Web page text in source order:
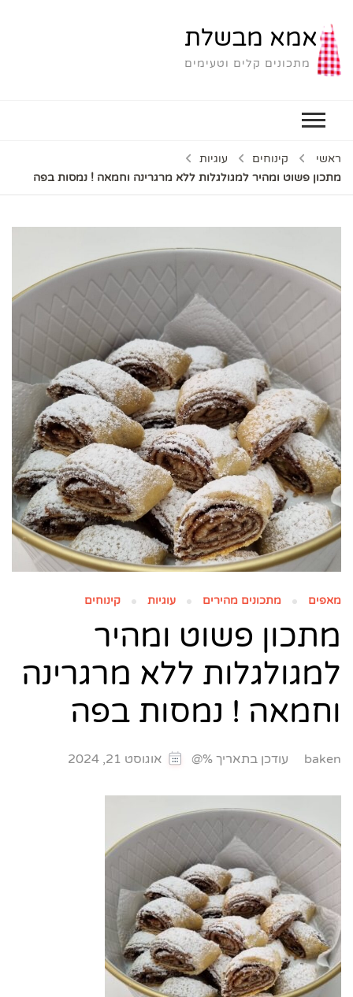
אמא מבשלת
מתכונים קלים וטעימים
ראשי קינוחים
עוגיות
מתכון פשוט ומהיר למגולגלות ללא מרגרינה וחמאה ! נמסות בפה
מאפים מתכונים מהירים עוגיות קינוחים
מתכון פשוט ומהיר
למגולגלות ללא מרגרינה
וחמאה ! נמסות בפה
baken עודכן בתאריך %@ אוגוסט 21, 2024